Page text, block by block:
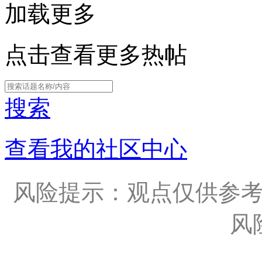
加载更多
点击查看更多热帖
搜索
查看我的社区中心
风险提示：观点仅供参
风